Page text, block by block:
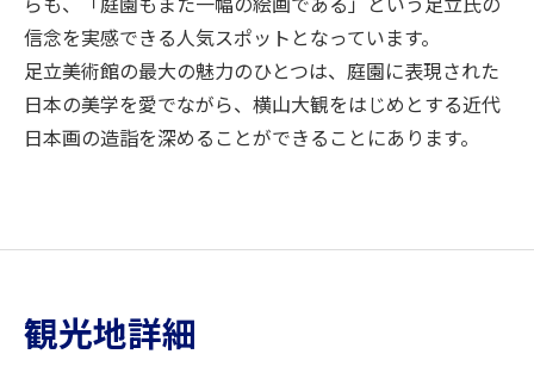
信念を実感できる人気スポットとなっています。
足立美術館の最大の魅力のひとつは、庭園に表現された
日本の美学を愛でながら、横山大観をはじめとする近代
日本画の造詣を深めることができることにあります。
観光地詳細